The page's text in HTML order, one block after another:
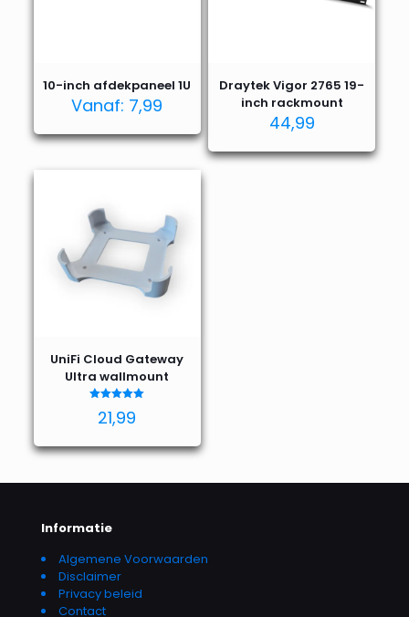
10-inch afdekpaneel 1U
Vanaf: 7,99
Draytek Vigor 2765 19-
inch rackmount
44,99
UniFi Cloud Gateway
Ultra wallmount
4.92
uit 5
21,99
Informatie
Algemene Voorwaarden
Disclaimer
Privacy beleid
Contact